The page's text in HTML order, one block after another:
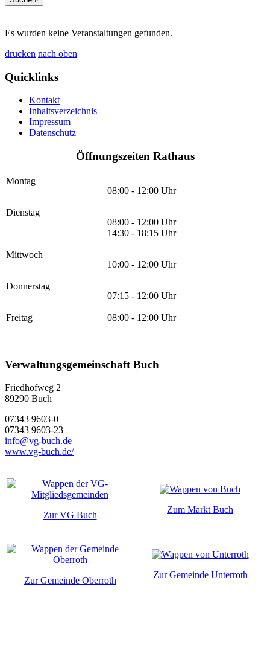
Es wurden keine Veranstaltungen gefunden.
drucken nach oben
Quicklinks
Kontakt
Inhaltsverzeichnis
Impressum
Datenschutz
Öffnungszeiten Rathaus
Montag
08:00 - 12:00 Uhr
Dienstag
08:00 - 12:00 Uhr
14:30 - 18:15 Uhr
Mittwoch
10:00 - 12:00 Uhr
Donnerstag
07:15 - 12:00 Uhr
Freitag 08:00 - 12:00 Uhr
Verwaltungsgemeinschaft Buch
Friedhofweg 2
89290 Buch
07343 9603-0
07343 9603-23
info@vg-buch.de
www.vg-buch.de/
Zur VG Buch
Zum Markt Buch
Zur Gemeinde Oberroth
Zur Gemeinde Unterroth